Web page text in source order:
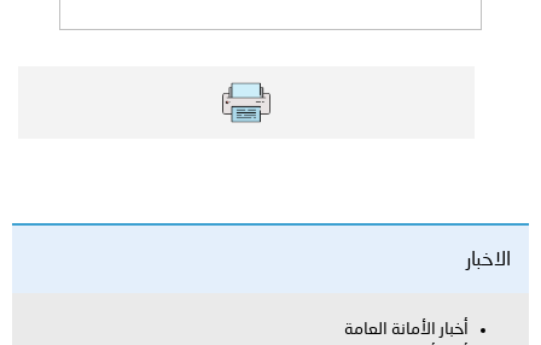
الاخبار
أخبار الأمانة العامة